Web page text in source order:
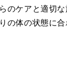
のケアと適切
の体の状態に